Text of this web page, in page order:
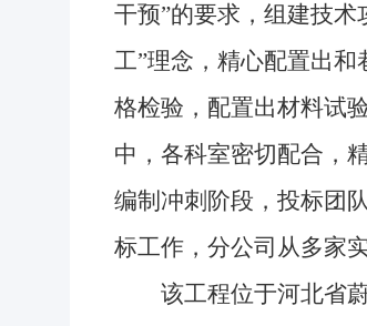
干预”的要求，组建技
工”理念，精心配置出
格检验，配置出材料试
中，各科室密切配合，
编制冲刺阶段，投标团
标工作，分公司从多家
该工程位于河北省蔚